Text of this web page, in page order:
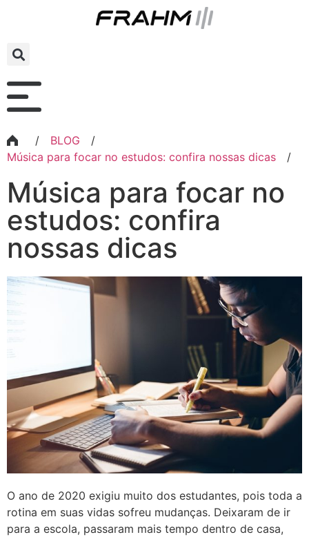
/ BLOG
/
Música para focar no estudos: confira nossas dicas
/
Música para focar no
estudos: confira
nossas dicas
O ano de 2020 exigiu muito dos estudantes, pois toda a
rotina em suas vidas sofreu mudanças. Deixaram de ir
para a escola, passaram mais tempo dentro de casa,